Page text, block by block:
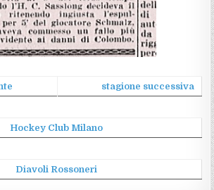
stagione successiva
Hockey Club Milano
Diavoli Rossoneri